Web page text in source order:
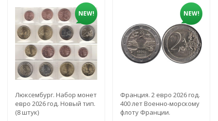
NEW!
Люксембург. Набор монет
евро 2026 год. Новый тип.
(8 штук)
NEW!
Франция. 2 евро 2026 год.
400 лет Военно-морскому
флоту Франции.